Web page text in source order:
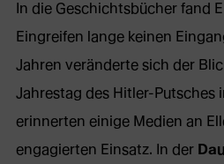
In die Geschichtsbücher fand
Eingreifen lange keinen
Jahren veränderte sich der
Jahrestag des Hitler-Putsches
erinnerten einige Medien an
engagierten Einsatz. In der